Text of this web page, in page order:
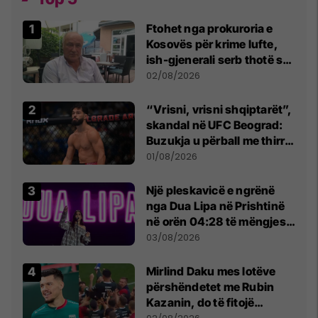
Ftohet nga prokuroria e
Kosovës për krime lufte,
ish-gjenerali serb thotë se
dikush e tradhtoi në
02/08/2026
“Vrisni, vrisni shqiptarët”,
skandal në UFC Beograd:
Buzukja u përball me thirrje
anti-shqiptare nga
01/08/2026
Një pleskavicë e ngrënë
nga Dua Lipa në Prishtinë
në orën 04:28 të mëngjesit
- dhe bota digjitale serbe
03/08/2026
Mirlind Daku mes lotëve
përshëndetet me Rubin
Kazanin, do të fitojë